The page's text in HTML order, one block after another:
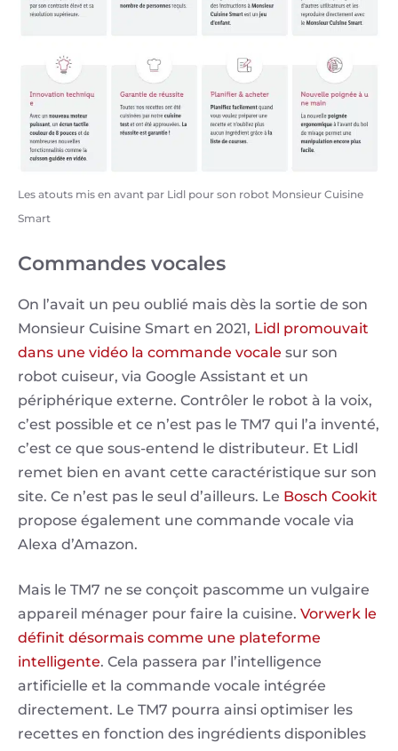
Les atouts mis en avant par Lidl pour son robot Monsieur Cuisine
Smart
Commandes vocales
On l’avait un peu oublié mais dès la sortie de son
Monsieur Cuisine Smart en 2021, Lidl promouvait
dans une vidéo la commande vocale sur son
robot cuiseur, via Google Assistant et un
périphérique externe. Contrôler le robot à la voix,
c’est possible et ce n’est pas le TM7 qui l’a inventé,
c’est ce que sous-entend le distributeur. Et Lidl
remet bien en avant cette caractéristique sur son
site. Ce n’est pas le seul d’ailleurs. Le Bosch Cookit
propose également une commande vocale via
Alexa d’Amazon.
Mais le TM7 ne se conçoit pascomme un vulgaire
appareil ménager pour faire la cuisine. Vorwerk le
définit désormais comme une plateforme
intelligente. Cela passera par l’intelligence
artificielle et la commande vocale intégrée
directement. Le TM7 pourra ainsi optimiser les
recettes en fonction des ingrédients disponibles